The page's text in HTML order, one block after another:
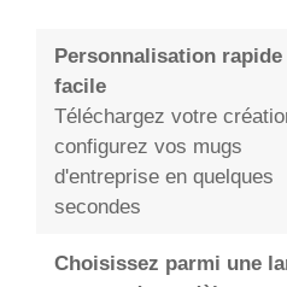
Personnalisation rapide
facile
Téléchargez votre
configurez vos mugs
d'entreprise en quelques
secondes
Choisissez parmi une